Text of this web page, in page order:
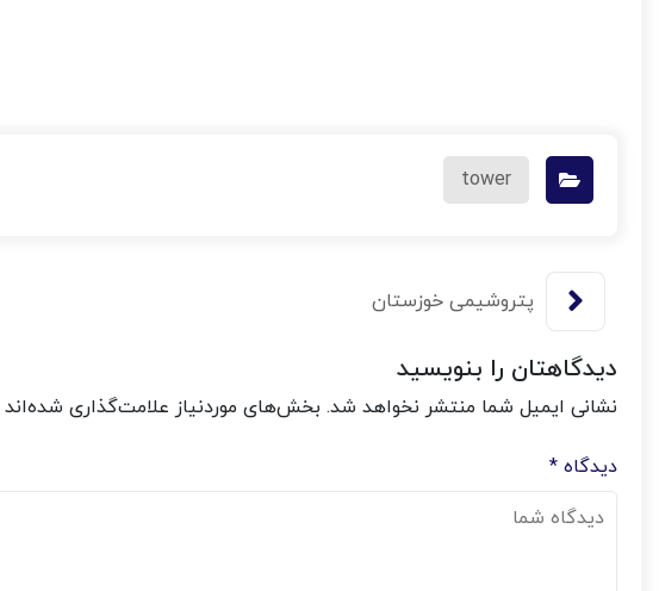
tower
پتروشیمی خوزستان
دیدگاهتان را بنویسید
نشانی ایمیل شما منتشر نخواهد شد. بخش‌های موردنیاز علامت‌گذاری شده‌اند
دیدگاه *